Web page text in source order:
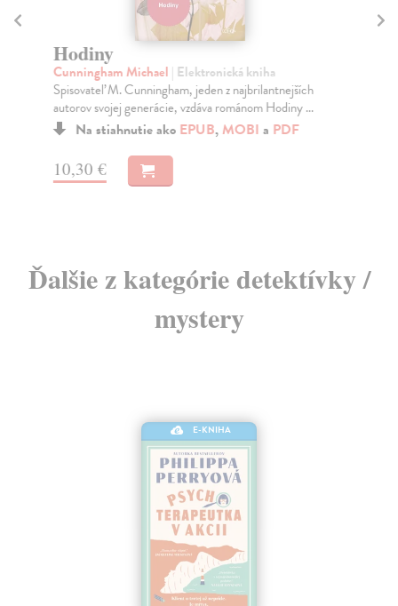
Hodiny
Cunningham Michael | Elektronická kniha
Spisovateľ M. Cunningham, jeden z najbrilantnejších
autorov svojej generácie, vzdáva románom Hodiny ...
Na stiahnutie ako EPUB,MOBI a PDF
10,30 €
Ďalšie z kategórie detektívky /
mystery
E-KNIHA